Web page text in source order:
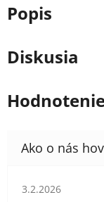
Popis
Diskusia
Hodnotenie
3.2.2026